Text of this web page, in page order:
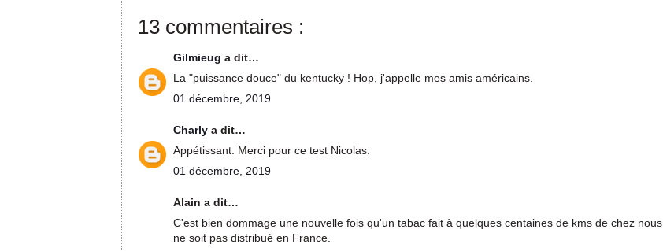
13 commentaires :
Gilmieuga dit…
La "puissance douce" du kentucky ! Hop, j'appelle mes amis américains.
01 décembre, 2019
Charlya dit…
Appétissant. Merci pour ce test Nicolas.
01 décembre, 2019
Alain a dit…
C'est bien dommage une nouvelle fois qu'un tabac fait à quelques centaines de kms de chez nous
ne soit pas distribué en France.